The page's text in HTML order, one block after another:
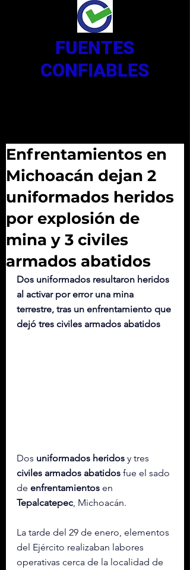
FUENTES
CONFIABLES
Enfrentamientos en
Michoacán dejan 2
uniformados heridos
por explosión de
mina y 3 civiles
armados abatidos
Dos uniformados resultaron heridos
al activar por error una mina
terrestre, tras un enfrentamiento que
dejó tres civiles armados abatidos
Dos uniformados heridos y tres
civiles armados abatidos fue el sado
de enfrentamientos en
Tepalcatepec, Michoacán.
La tarde del 29 de enero, elementos
del Ejército realizaban labores
operativas cerca de la localidad de